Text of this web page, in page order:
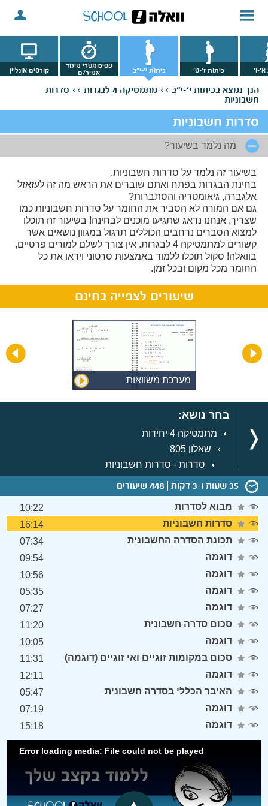
א'-ו' כיתות ז'-ט' כיתות י'-י"ב
פסיכומטרי מימד
אמיר/ם
קורסים אונליין
הנך נמצא בכיתות י'-י"ב >> מתמטיקה 4 לבגרות >>
סדרות
חשבוניות
סדרות חשבוניות
מה נלמד בשיעור?
בשיעור זה נלמד על סדרות חשבוניות.
בחינת הבגרות בפתח ואתם שוברים את הראש מה זה לעזאזל
אלגברה, גיאומטריה והסתברות?
גם אם המורה לא הסביר את החומר על סדרות חשבוניות כמו
שצריך, אנחנו נדאג שתגיעו מוכנים לבחינה! בשיעור זה תוכלו
למצוא הסברים נרחבים הכוללים תרגול במגוון נושאים אשר
קשורים למתמטיקה 4 לבגרות. אין צורך לשלם למורים פרטיים,
בוואלה! סקול תוכלו ללמוד באמצעות סרטוני וידאו את כל
החומר מכל מקום ובכל זמן.
שיעורים לצפייה בחינם
מערכת משוואות
בחר נושא:
מתמטיקה 4 יחידות
שאלון 805
סדרות - סדרות חשבוניות
35 שעות ו-3 דקות 448 שיעורים
מבוא לסדרות
10:22
סדרות חשבוניות
16:14
תכונת הסדרה החשבונית
07:34
דוגמה
09:54
דוגמה
10:56
דוגמה
05:35
דוגמה
07:27
סכום סדרה חשבונית
11:20
דוגמה
10:05
סכום במקומות זוגיים ואי זוגיים (דוגמה)
11:31
דוגמה
12:11
האיבר הכללי בסדרה חשבונית
05:47
דוגמה
07:19
דוגמה
15:18
Error loading media: File could not be played